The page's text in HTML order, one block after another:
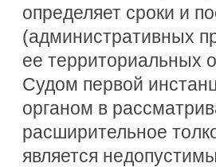
определяет сроки и
(административных
ее территориальных
Судом первой
органом в
расширительное
является